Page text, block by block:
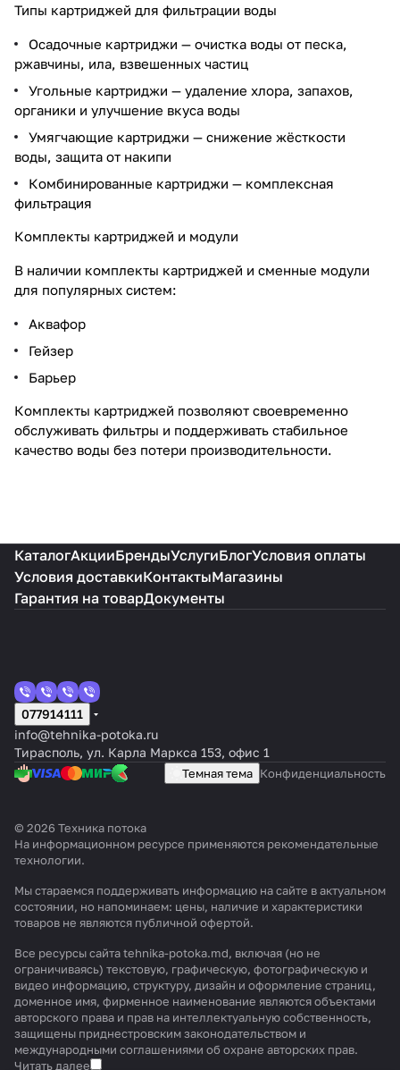
Типы картриджей для фильтрации воды
Осадочные картриджи — очистка воды от песка,
ржавчины, ила, взвешенных частиц
Угольные картриджи — удаление хлора, запахов,
органики и улучшение вкуса воды
Умягчающие картриджи — снижение жёсткости
воды, защита от накипи
Комбинированные картриджи — комплексная
фильтрация
Комплекты картриджей и модули
В наличии комплекты картриджей и сменные модули
для популярных систем:
Аквафор
Гейзер
Барьер
Комплекты картриджей позволяют своевременно
обслуживать фильтры и поддерживать стабильное
качество воды без потери производительности.
КаталогАкцииБрендыУслугиБлогУсловия оплаты
Условия доставкиКонтактыМагазины
Гарантия на товарДокументы
077914111
info@tehnika-potoka.ru
Тирасполь, ул. Карла Маркса 153, офис 1
Темная тема Конфиденциальность
© 2026 Техника потока
На информационном ресурсе применяются рекомендательные
технологии.
Мы стараемся поддерживать информацию на сайте в актуальном
состоянии, но напоминаем: цены, наличие и характеристики
товаров не являются публичной офертой.
Все ресурсы сайта tehnika-potoka.md, включая (но не
ограничиваясь) текстовую, графическую, фотографическую и
видео информацию, структуру, дизайн и оформление страниц,
доменное имя, фирменное наименование являются объектами
авторского права и прав на интеллектуальную собственность,
защищены приднестровским законодательством и
международными соглашениями об охране авторских прав.
Читать далее